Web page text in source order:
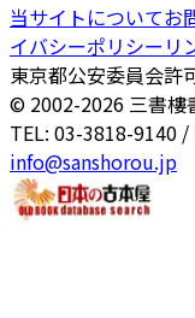
当サイトについてお
イバシーポリシー リ
東京都公安委員会許
© 2002-2026 三書樓
TEL: 03-3818-9140
info@sanshorou.jp